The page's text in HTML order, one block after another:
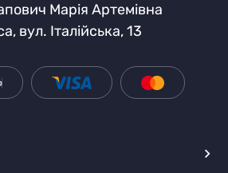
Марія Артемівна
вул. Італійська, 13